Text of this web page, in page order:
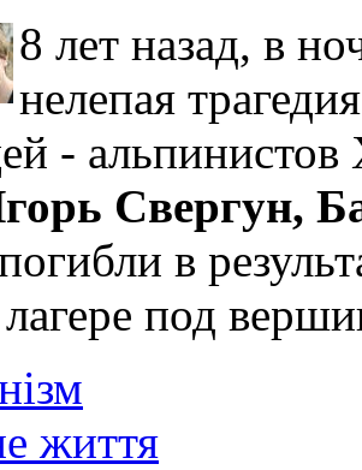
8 лет назад, в
нелепая
- альпинистов
Свергун,
в
под
життя